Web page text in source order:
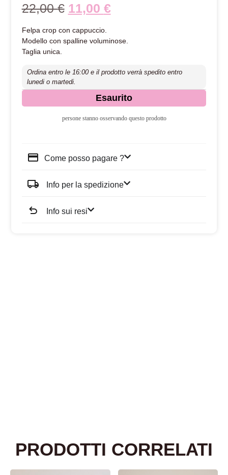
22,00€ 11,00 €
Felpa crop con cappuccio.
Modello con spalline voluminose.
Taglia unica.
Ordina entro le 16:00 e il prodotto verrà spedito entro
lunedi o martedi.
Esaurito
persone stanno osservando questo prodotto
Come posso pagare ?
Info per la spedizione
Info sui resi
PRODOTTI CORRELATI